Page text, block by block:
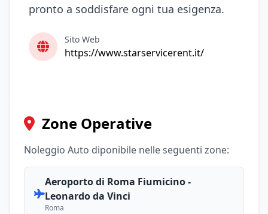
pronto a soddisfare ogni tua esigenza.
Sito Web
https://www.starservicerent.it/
Zone Operative
Noleggio Auto diponibile nelle seguenti zone:
Aeroporto di Roma Fiumicino -
Leonardo da Vinci
Roma